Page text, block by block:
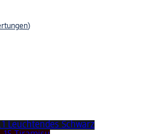
)
Leuchtendes Schwarz